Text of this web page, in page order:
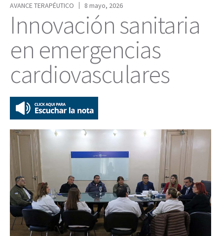
AVANCE TERAPÉUTICO
8 mayo, 2026
Innovación sanitaria
en emergencias
cardiovasculares